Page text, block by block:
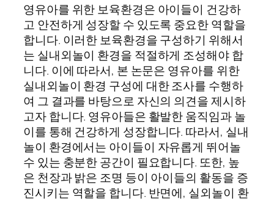
영유아를 위한 보육환경은 아이들이 건강하
고 안전하게 성장할 수 있도록 중요한 역할을
합니다. 이러한 보육환경을 구성하기 위해서
는 실내외놀이 환경을 적절하게 조성해야 합
니다. 이에 따라서, 본 논문은 영유아를 위한
실내외놀이 환경 구성에 대한 조사를 수행하
여 그 결과를 바탕으로 자신의 의견을 제시하
고자 합니다. 영유아들은 활발한 움직임과 놀
이를 통해 건강하게 성장합니다. 따라서, 실내
놀이 환경에서는 아이들이 자유롭게 뛰어놀
수 있는 충분한 공간이 필요합니다. 또한, 높
은 천장과 밝은 조명 등이 아이들의 활동을 증
진시키는 역할을 합니다. 반면에, 실외놀이 환